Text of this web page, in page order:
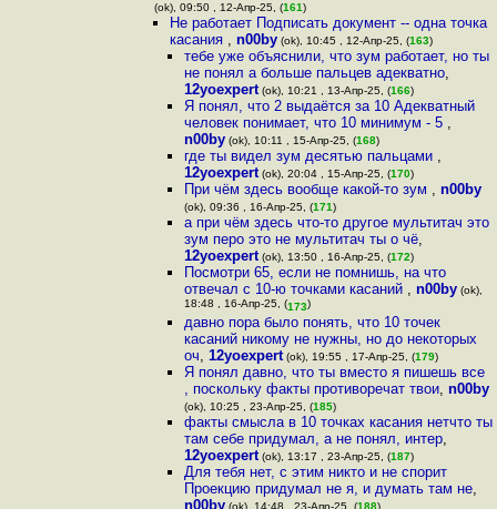
(ok), 09:50 , 12-Апр-25, (161)
Не работает Подписать документ -- одна точка
касания , n00by(ok), 10:45 , 12-Апр-25, (163)
тебе уже объяснили, что зум работает, но ты
не понял а больше пальцев адекватно,
12yoexpert(ok), 10:21 , 13-Апр-25, (166)
Я понял, что 2 выдаётся за 10 Адекватный
человек понимает, что 10 минимум - 5 ,
n00by(ok), 10:11 , 15-Апр-25, (168)
где ты видел зум десятью пальцами ,
12yoexpert(ok), 20:04 , 15-Апр-25, (170)
При чём здесь вообще какой-то зум , n00by
(ok), 09:36 , 16-Апр-25, (171)
а при чём здесь что-то другое мультитач это
зум перо это не мультитач ты о чё,
12yoexpert(ok), 13:50 , 16-Апр-25, (172)
Посмотри 65, если не помнишь, на что
отвечал с 10-ю точками касаний , n00by(ok),
18:48 , 16-Апр-25, (173)
давно пора было понять, что 10 точек
касаний никому не нужны, но до некоторых
оч, 12yoexpert(ok), 19:55 , 17-Апр-25, (179)
Я понял давно, что ты вместо я пишешь все
, поскольку факты противоречат твои, n00by
(ok), 10:25 , 23-Апр-25, (185)
факты смысла в 10 точках касания нетчто ты
там себе придумал, а не понял, интер,
12yoexpert(ok), 13:17 , 23-Апр-25, (187)
Для тебя нет, с этим никто и не спорит
Проекцию придумал не я, и думать там не,
n00by(ok), 14:48 , 23-Апр-25, (188)